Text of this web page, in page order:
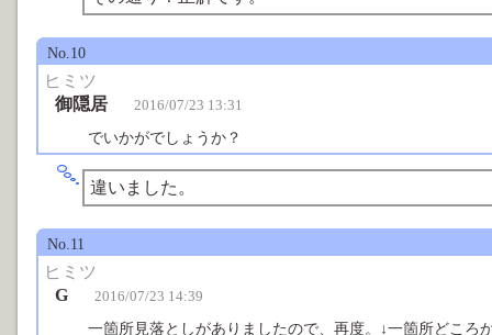
No.10
ヒミツ
御隠居
2016/07/23 13:31
でいかがでしょうか？
違いました。
No.11
ヒミツ
G
2016/07/23 14:39
一箇所見落としがありましたので、再度。↓一箇所どころ